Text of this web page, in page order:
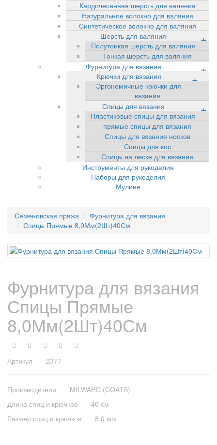
Кардочесанная шерсть для валяния
Натуральное волокно для валяния
Синтетическое волокно для валяния
Шерсть для валяния
+
Полутонкая шерсть для валяния
Тонкая шерсть для валяния
Фурнитура для вязания
+
Крючки для вязания +
Эргономичные крючки для
вязания
Спицы для вязания
+
Пластиковые спицы для вязания
прямые спицы для вязания
Спицы для вязания носков
Спицы для кос
Спицы на леске для вязания
Инструменты для рукоделия
Наборы для рукоделия
Мулине
Семеновская пряжа
Фурнитура для вязания
Спицы Прямые 8,0Мм(2Шт)40См
Фурнитура для вязания
Спицы Прямые
8,0Мм(2Шт)40См
Артикул 2377
Производители MILWARD (COATS)
Длина спиц и крючков 40 см
Размер спиц и крючков 8,0 мм